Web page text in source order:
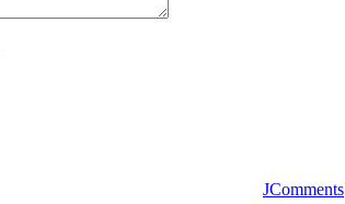
JComments